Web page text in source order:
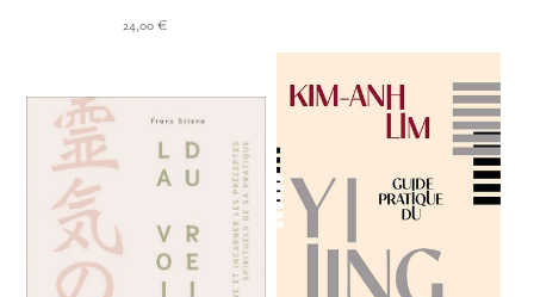
24,00 €